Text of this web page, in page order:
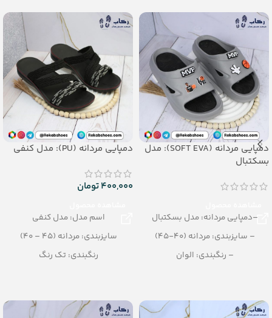
دمپایی مردانه (SOFT EVA): مدل
بسکتبال
–دمپایی مردانه: مدل بسکتبال
– سایزبندی: مردانه (40-45)
– رنگبندی: الوان
دمپایی مردانه (PU): مدل کنفی
400,000تومان
اسم مدل: مدل کنفی
سایزبندی: مردانه (45 – 40)
رنگبندی: تک رنگ
جنس: PU